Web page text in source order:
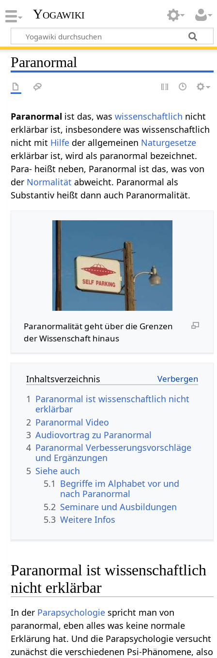
Yogawiki
Paranormal
Paranormal ist das, waswissenschaftlich nicht
erklärbar ist, insbesondere was wissenschaftlich
nicht mit Hilfe der allgemeinen Naturgesetze
erklärbar ist, wird als paranormal bezeichnet.
Para- heißt neben, Paranormal ist das, was von
der Normalität abweicht. Paranormal als
Substantiv heißt dann auch Paranormalität.
Paranormalität geht über die Grenzen
der Wissenschaft hinaus
Inhaltsverzeichnis
1 Paranormal ist wissenschaftlich nicht
erklärbar
2 Paranormal Video
3 Audiovortrag zu Paranormal
4 Paranormal Verbesserungsvorschläge
und Ergänzungen
5 Siehe auch
5.1 Begriffe im Alphabet vor und
nach Paranormal
5.2 Seminare und Ausbildungen
5.3 Weitere Infos
Paranormal ist wissenschaftlich
nicht erklärbar
In der Parapsychologie spricht man von
paranormal, eben alles was keine normale
Erklärung hat. Und die Parapsychologie versucht
zunächst die verschiedenen Psi-Phänomene, also